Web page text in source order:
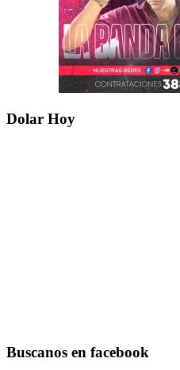
Dolar Hoy
Buscanos en facebook